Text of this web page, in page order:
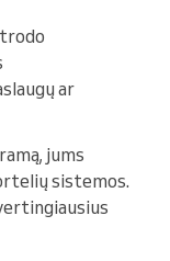
ar
jums
sistemos.